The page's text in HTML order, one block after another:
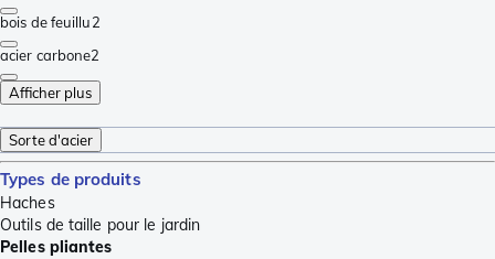
bois de feuillu2
acier carbone2
Afficher plus
Sorte d'acier
Types de produits
Haches
Outils de taille pour le jardin
Pelles pliantes